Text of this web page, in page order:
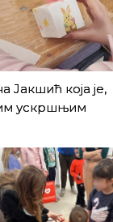
која је,
ускршњим